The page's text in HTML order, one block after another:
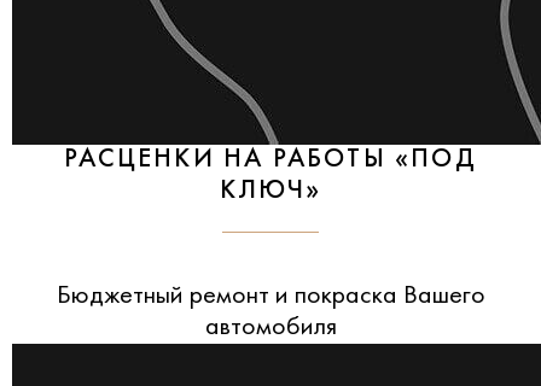
РАСЦЕНКИ НА РАБОТЫ «ПОД
КЛЮЧ»
Бюджетный ремонт и покраска Вашего
автомобиля